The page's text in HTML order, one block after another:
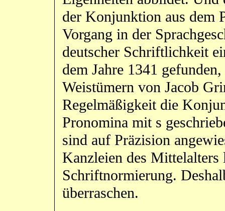
der Konjunktion aus dem
Vorgang in der
deutscher Schriftlichkeit
dem Jahre 1341
Weistümern von Jacob
Regelmäßigkeit die
Pronomina mit s
sind auf Präzision
Kanzleien des Mittelalters
Schriftnormierung.
überraschen.